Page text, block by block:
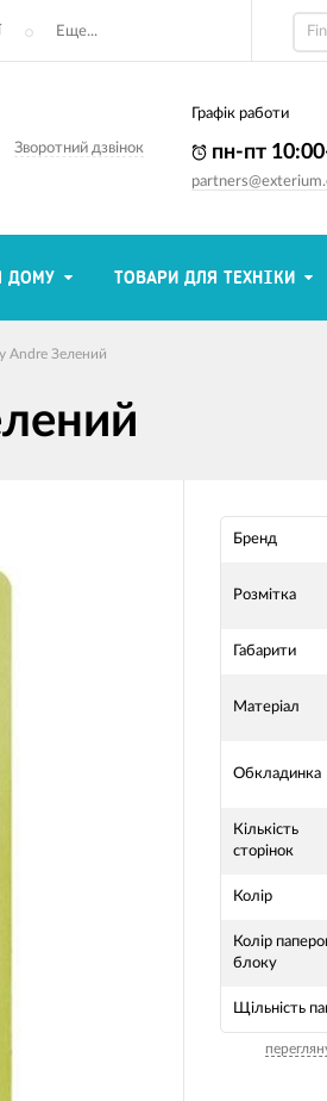
Еще...
Зворотний дзвінок
Графік работи
пн-пт
ДОМУ ТОВАРИ ДЛЯ ТЕХНІКИ
Andre Зелений
Бренд
Розмітка
Габарити
Матеріал
Обкладинка
Кількість
сторінок
Колір
Колір
блоку
Щільність